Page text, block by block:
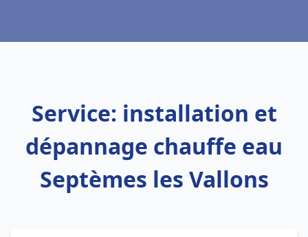
Service: installation et
dépannage chauffe eau
Septèmes les Vallons